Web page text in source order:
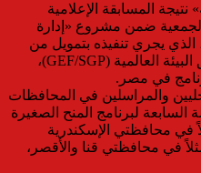
نتيجة المسابقة الإعلامية
الجمعية ضمن مشروع «إدارة
الذي يجري تنفيذه بتمويل من
برنامج المنح الصغيرة، التابع لمرفق البيئة العالمية (GEF/SGP)،
في مصر.
والمراسلين في المحافظات
لبرنامج المنح الصغيرة
في محافظتي الإسكندرية
في محافظتي قنا والأقصر،